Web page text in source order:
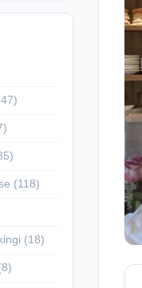
(118)
(18)